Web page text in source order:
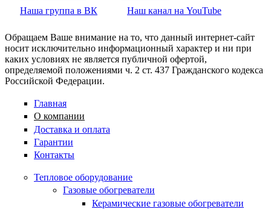
Наша группа в ВК
Наш канал на YouTube
Обращаем Ваше внимание на то, что данный интернет-сайт
носит исключительно информационный характер и ни при
каких условиях не является публичной офертой,
определяемой положениями ч. 2 ст. 437 Гражданского кодекса
Российской Федерации.
Главная
О компании
Доставка и оплата
Гарантии
Контакты
Тепловое оборудование
Газовые обогреватели
Керамические газовые обогреватели